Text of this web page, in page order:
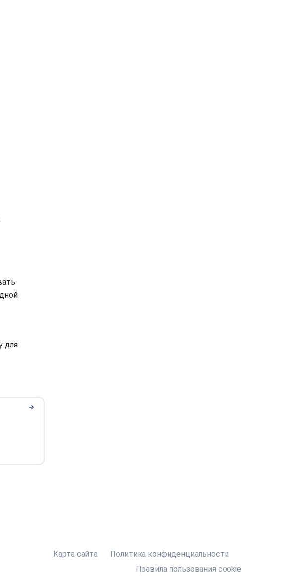
для
Карта сайта
Политика конфиденциальности
Правила пользования cookie